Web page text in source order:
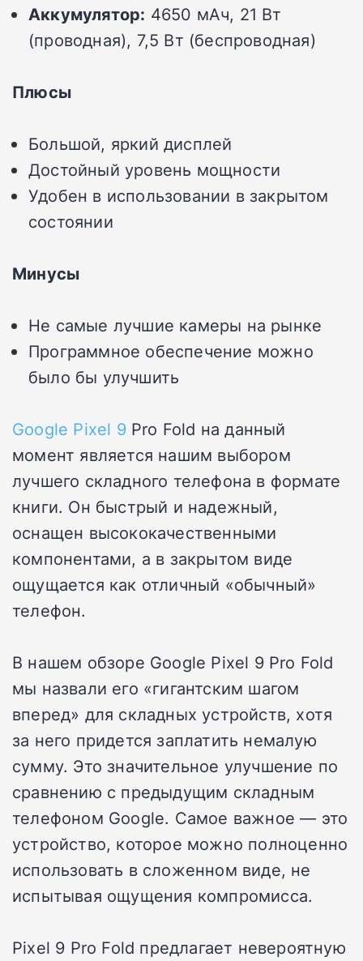
Аккумулятор: 4650 мАч, 21 Вт
(проводная), 7,5 Вт (беспроводная)
Плюсы
Большой, яркий дисплей
Достойный уровень мощности
Удобен в использовании в закрытом
состоянии
Минусы
Не самые лучшие камеры на рынке
Программное обеспечение можно
было бы улучшить
Google Pixel 9Pro Fold на данный
момент является нашим выбором
лучшего складного телефона в формате
книги. Он быстрый и надежный,
оснащен высококачественными
компонентами, а в закрытом виде
ощущается как отличный «обычный»
телефон.
В нашем обзоре Google Pixel 9 Pro Fold
мы назвали его «гигантским шагом
вперед» для складных устройств, хотя
за него придется заплатить немалую
сумму. Это значительное улучшение по
сравнению с предыдущим складным
телефоном Google. Самое важное — это
устройство, которое можно полноценно
использовать в сложенном виде, не
испытывая ощущения компромисса.
Pixel 9 Pro Fold предлагает невероятную